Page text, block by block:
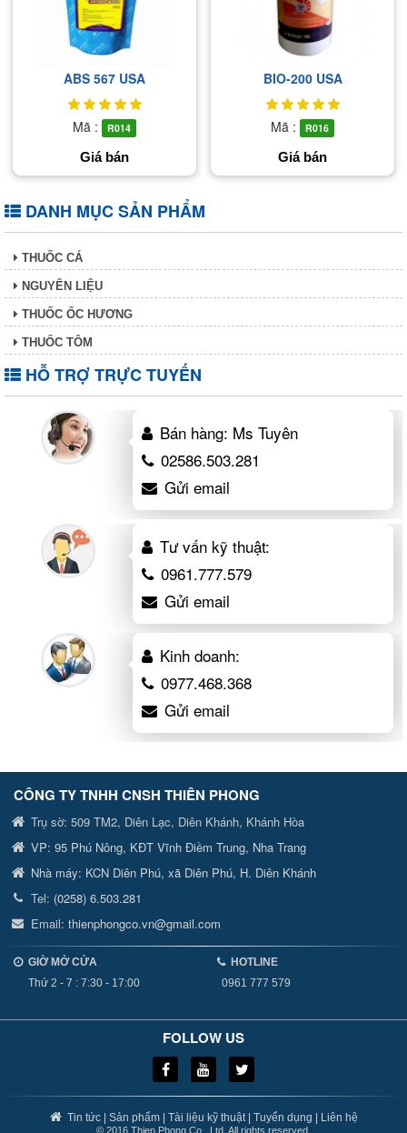
ABS 567 USA
Mã : R014
Giá bán
BIO-200 USA
Mã : R016
Giá bán
DANH MỤC SẢN PHẨM
THUỐC CÁ
NGUYÊN LIỆU
THUỐC ỐC HƯƠNG
THUỐC TÔM
HỖ TRỢ TRỰC TUYẾN
Bán hàng: Ms Tuyên
02586.503.281
Gửi email
Tư vấn kỹ thuật:
0961.777.579
Gửi email
Kinh doanh:
0977.468.368
Gửi email
CÔNG TY TNHH CNSH THIÊN PHONG
Trụ sờ: 509 TM2, Diên Lạc, Diên Khánh, Khánh Hòa
VP: 95 Phú Nông, KĐT Vĩnh Điềm Trung, Nha Trang
Nhà máy: KCN Diên Phú, xã Diên Phú, H. Diên Khánh
Tel: (0258) 6.503.281
Email: thienphongco.vn@gmail.com
GIỜ MỞ CỬA
Thứ 2 - 7 : 7:30 - 17:00
HOTLINE
0961 777 579
FOLLOW US
Tin tức| Sản phẩm| Tài liệu kỹ thuật| Tuyển dụng Liên hệ
© 2016 Thien Phong Co., Ltd. All rights reserved.